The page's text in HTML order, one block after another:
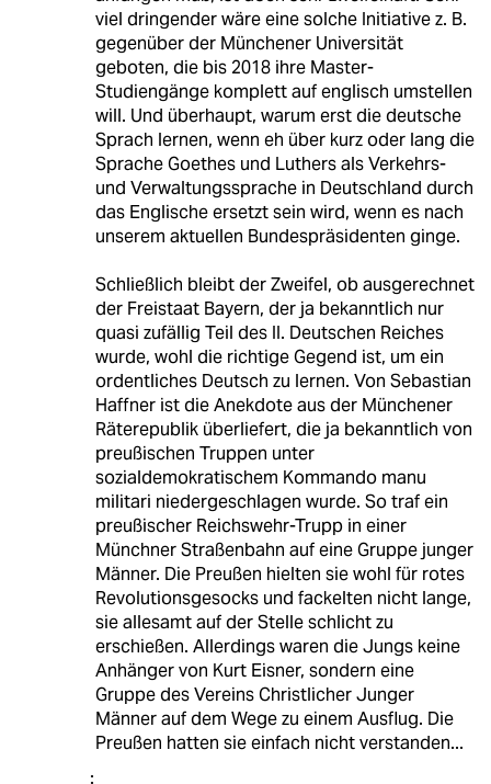
viel dringender wäre eine solche Initiative z. B.
gegenüber der Münchener Universität
geboten, die bis 2018 ihre Master-
Studiengänge komplett auf englisch umstellen
will. Und überhaupt, warum erst die deutsche
Sprach lernen, wenn eh über kurz oder lang die
Sprache Goethes und Luthers als Verkehrs-
und Verwaltungssprache in Deutschland durch
das Englische ersetzt sein wird, wenn es nach
unserem aktuellen Bundespräsidenten ginge.
Schließlich bleibt der Zweifel, ob ausgerechnet
der Freistaat Bayern, der ja bekanntlich nur
quasi zufällig Teil des II. Deutschen Reiches
wurde, wohl die richtige Gegend ist, um ein
ordentliches Deutsch zu lernen. Von Sebastian
Haffner ist die Anekdote aus der Münchener
Räterepublik überliefert, die ja bekanntlich von
preußischen Truppen unter
sozialdemokratischem Kommando manu
militari niedergeschlagen wurde. So traf ein
preußischer Reichswehr-Trupp in einer
Münchner Straßenbahn auf eine Gruppe junger
Männer. Die Preußen hielten sie wohl für rotes
Revolutionsgesocks und fackelten nicht lange,
sie allesamt auf der Stelle schlicht zu
erschießen. Allerdings waren die Jungs keine
Anhänger von Kurt Eisner, sondern eine
Gruppe des Vereins Christlicher Junger
Männer auf dem Wege zu einem Ausflug. Die
Preußen hatten sie einfach nicht verstanden...